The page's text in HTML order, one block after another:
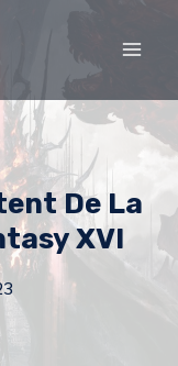
De La
XVI